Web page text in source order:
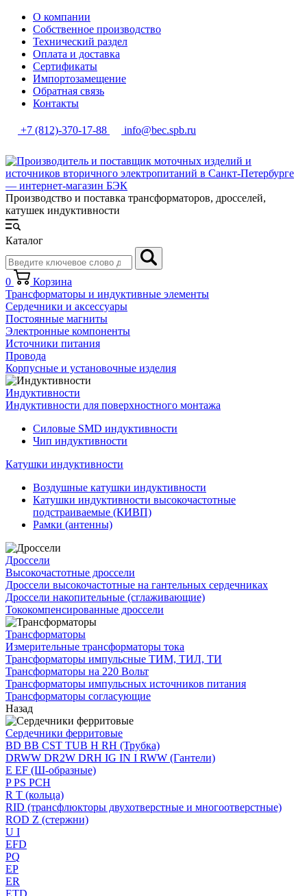
О компании
Собственное производство
Технический раздел
Оплата и доставка
Сертификаты
Импортозамещение
Обратная связь
Контакты
+7 (812)-370-17-88 info@bec.spb.ru
Производство и поставка трансформаторов, дросселей,
катушек индуктивности
Каталог
0
Корзина
Трансформаторы и индуктивные элементы
Сердечники и аксессуары
Постоянные магниты
Электронные компоненты
Источники питания
Провода
Корпусные и установочные изделия
Индуктивности
Индуктивности для поверхностного монтажа
Силовые SMD индуктивности
Чип индуктивности
Катушки индуктивности
Воздушные катушки индуктивности
Катушки индуктивности высокочастотные
подстраиваемые (КИВП)
Рамки (антенны)
Дроссели
Высокочастотные дроссели
Дроссели высокочастотные на гантельных сердечниках
Дроссели накопительные (сглаживающие)
Тококомпенсированные дроссели
Трансформаторы
Измерительные трансформаторы тока
Трансформаторы импульсные ТИМ, ТИЛ, ТИ
Трансформаторы на 220 Вольт
Трансформаторы импульсных источников питания
Трансформаторы согласующие
Назад
Сердечники ферритовые
BD BB CST TUB H RH (Трубка)
DRWW DR2W DRH IG IN I RWW (Гантели)
E EF (Ш-образные)
P PS PCH
R T (кольца)
RID (трансфлюкторы двухотверстные и многоотверстные)
ROD Z (стержни)
U I
EFD
PQ
EP
ER
ETD